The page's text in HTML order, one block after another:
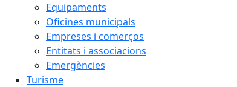
Equipaments
Oficines municipals
Empreses i comerços
Entitats i associacions
Emergències
Turisme